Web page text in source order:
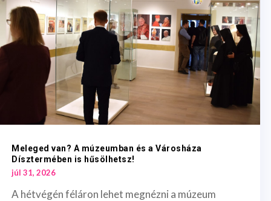
Meleged van? A múzeumban és a Városháza
Dísztermében is hűsölhetsz!
júl 31, 2026
A hétvégén féláron lehet megnézni a múzeum